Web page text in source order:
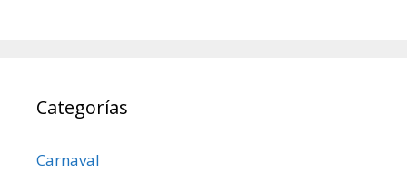
Categorías
Carnaval